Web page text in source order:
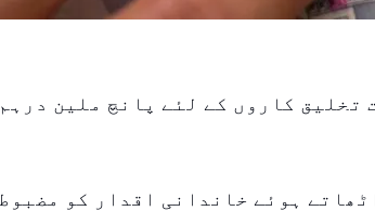
تخلیق کاروں کے لئے پانچ ملین درہم
ہوئے خاندانی اقدار کو مضبوط